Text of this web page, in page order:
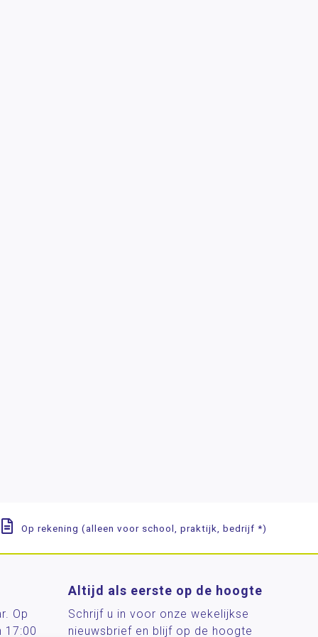
Op rekening (alleen voor school, praktijk, bedrijf *)
Op
17:00
Altijd als eerste op de hoogte
Schrijf u in voor onze wekelijkse
nieuwsbrief en blijf op de hoogte